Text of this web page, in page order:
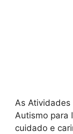
As
Autismo para
cuidado e